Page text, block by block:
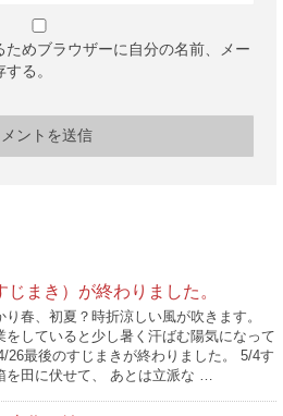
めブラウザーに自分の名前、メー
る。
じまき）が終わりました。
り春、初夏？時折涼しい風が吹きます。
をしていると少し暑く汗ばむ陽気になって
26最後のすじまきが終わりました。 5/4す
を田に伏せて、 あとは立派な …